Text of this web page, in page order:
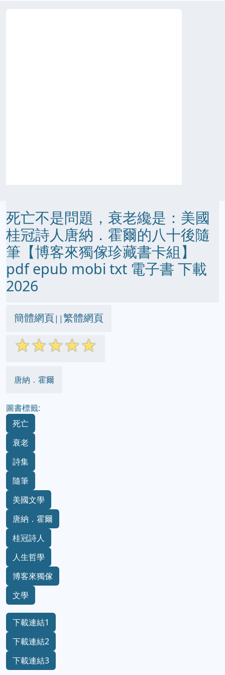
死亡不是問題，衰老纔是：美國
桂冠詩人唐納．霍爾的八十後隨
筆【博客來獨傢珍藏書卡組】
pdf epub mobi txt 電子書 下載
2026
簡體網頁||繁體網頁
☆☆☆☆☆
唐納．霍爾
圖書標籤:
死亡
衰老
詩集
隨筆
美國文學
唐納．霍爾
桂冠詩人
人生哲學
博客來獨傢
文學
下載連結1
下載連結2
下載連結3